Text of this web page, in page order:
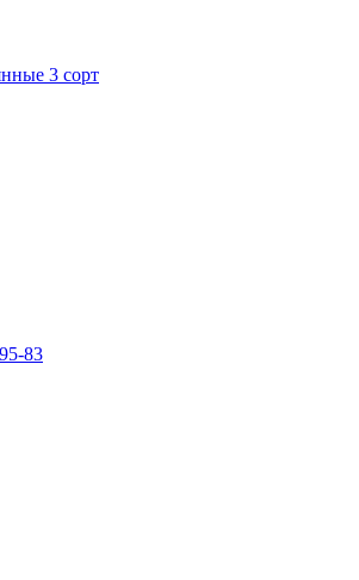
3 сорт
83